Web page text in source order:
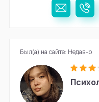
Был(а) на сайте: Недавно